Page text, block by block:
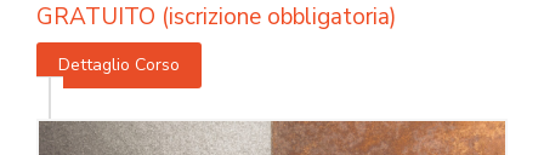
GRATUITO (iscrizione obbligatoria)
Dettaglio Corso